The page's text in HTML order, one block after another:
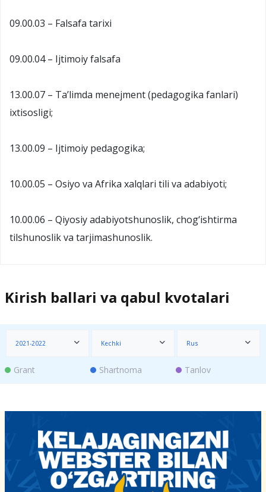
09.00.03 – Falsafa tarixi
09.00.04 – Ijtimoiy falsafa
13.00.07 – Ta’limda menejment (pedagogika fanlari)
ixtisosligi;
13.00.09 – Ijtimoiy pedagogika;
10.00.05 – Osiyo va Afrika xalqlari tili va adabiyoti;
10.00.06 – Qiyosiy adabiyotshunoslik, chog‘ishtirma
tilshunoslik va tarjimashunoslik.
Kirish ballari va qabul kvotalari
2021-2022 Kechki Rus
Grant Shartnoma Tanlov